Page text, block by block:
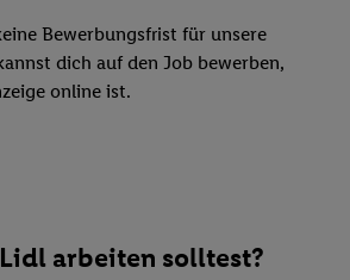
Bewerbungsfrist für unsere
dich auf den Job bewerben,
online ist.
arbeiten solltest?